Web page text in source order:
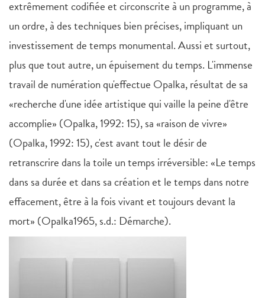
extrêmement codifiée et circonscrite à un programme, à
un ordre, à des techniques bien précises, impliquant un
investissement de temps monumental. Aussi et surtout,
plus que tout autre, un épuisement du temps. L'immense
travail de numération qu'effectue Opalka, résultat de sa
«recherche d'une idée artistique qui vaille la peine d'être
accomplie» (Opalka, 1992: 15), sa «raison de vivre»
(Opalka, 1992: 15), c'est avant tout le désir de
retranscrire dans la toile un temps irréversible: «Le temps
dans sa durée et dans sa création et le temps dans notre
effacement, être à la fois vivant et toujours devant la
mort» (Opalka1965, s.d.: Démarche).